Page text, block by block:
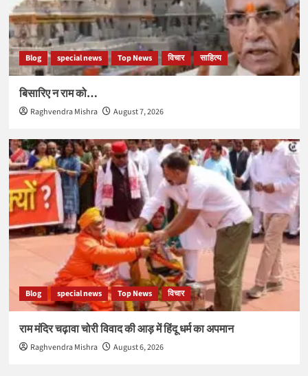
Blog special news Top News विचार साहित्य
बिसारिए न राम को…
Raghvendra Mishra August 7, 2026
Blog special news Top News विचार
राम मंदिर चढ़ावा चोरी विवाद की आड़ में हिंदू धर्म का अपमान
Raghvendra Mishra August 6, 2026